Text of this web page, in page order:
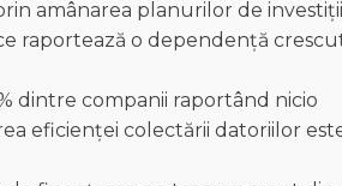
amânarea planurilor de
raportează o dependență
dintre companii raportând nicio
eficienței colectării datoriilor